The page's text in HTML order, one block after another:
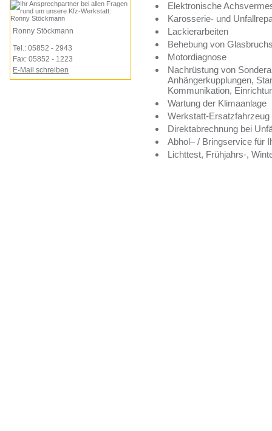
Ronny Stöckmann
Tel.: 05852 - 2943
Fax: 05852 - 1223
E-Mail schreiben
Elektronische
Karosserie- und
Lackierarbeiten
Behebung von
Motordiagnose
Nachrüstung von
Anhängerkupplungen,
Kommunikation,
Wartung der Klimaanlage
Werkstatt-Ersatzfahrzeug
Direktabrechnung bei
Abhol– / Bringservice für
Lichttest, Frühjahrs-,